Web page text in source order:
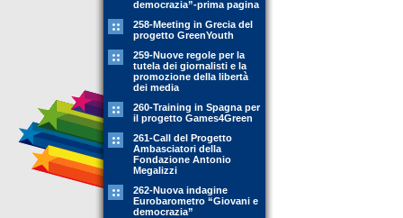
democrazia”-prima pagina
258-Meeting in Grecia del
progetto GreenYouth
259-Nuove regole per la
tutela dei giornalisti e la
promozione della libertà
dei media
260-Training in Spagna per
il progetto Games4Green
261-Call del Progetto
Ambasciatori della
Fondazione Antonio
Megalizzi
262-Nuova indagine
Eurobarometro “Giovani e
democrazia”